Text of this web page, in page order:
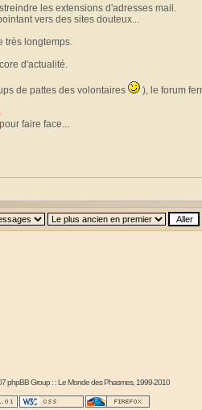
les extensions d'adresses mail.
vers des sites douteux...
très longtemps.
d'actualité.
de pattes des volontaires ), le forum
faire face...
phpBB Group : :Le Monde des Phasmes, 1999-2010